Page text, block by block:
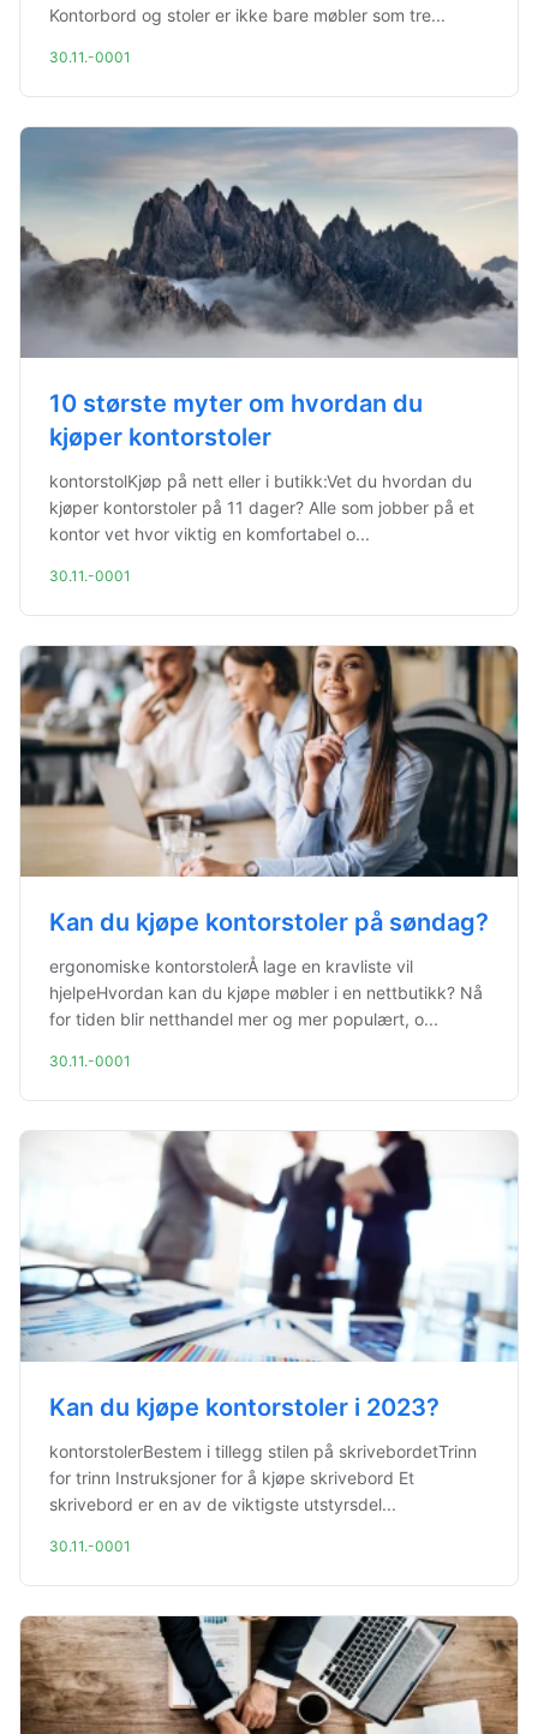
Kontorbord og stoler er ikke bare møbler som tre...
30.11.-0001
10 største myter om hvordan du
kjøper kontorstoler
kontorstolKjøp på nett eller i butikk:Vet du hvordan du
kjøper kontorstoler på 11 dager? Alle som jobber på et
kontor vet hvor viktig en komfortabel o...
30.11.-0001
Kan du kjøpe kontorstoler på søndag?
ergonomiske kontorstolerÅ lage en kravliste vil
hjelpeHvordan kan du kjøpe møbler i en nettbutikk? Nå
for tiden blir netthandel mer og mer populært, o...
30.11.-0001
Kan du kjøpe kontorstoler i 2023?
kontorstolerBestem i tillegg stilen på skrivebordetTrinn
for trinn Instruksjoner for å kjøpe skrivebord Et
skrivebord er en av de viktigste utstyrsdel...
30.11.-0001